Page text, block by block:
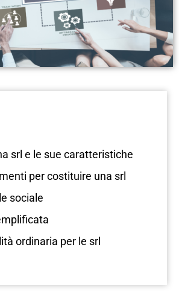
srl e le sue caratteristiche
per costituire una srl
sociale
ordinaria per le srl